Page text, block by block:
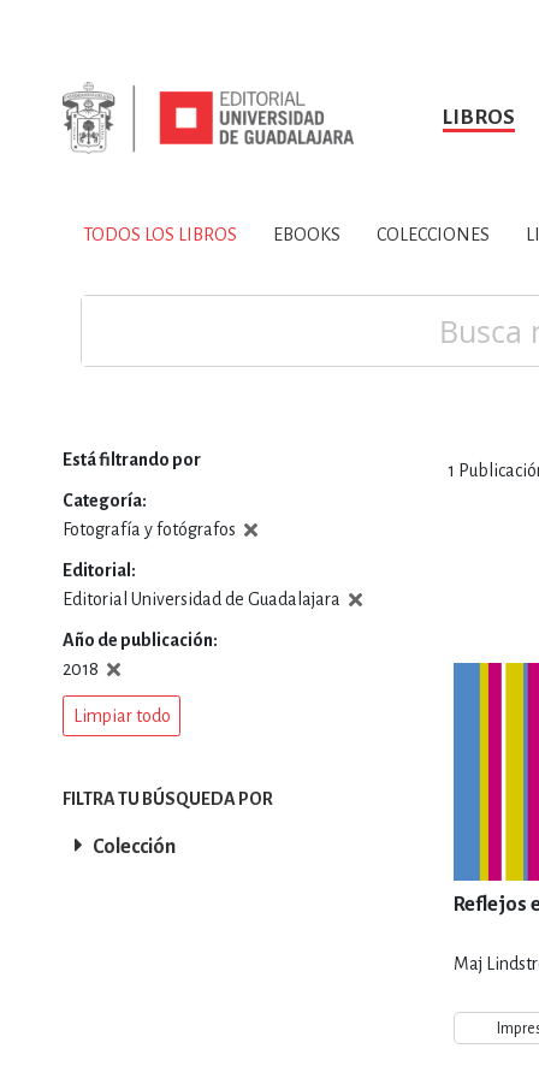
LIBROS
TODOS LOS LIBROS
SOBRE NOSOTROS HISTORIA
CIENCIAS DE LA
DEPORTES Y
ESTILOS DE
INFANTILES,
TODOS LOS LIBROS EBOOKS COLECCIONES
1
Reflejos
Maj
Está filtrando por
Categoría
Fotografía y fotógrafos
Editorial
Editorial Universidad de Guadalajara
Año de publicación
2018
Limpiar todo
FILTRA TU BÚSQUEDA POR
Colección